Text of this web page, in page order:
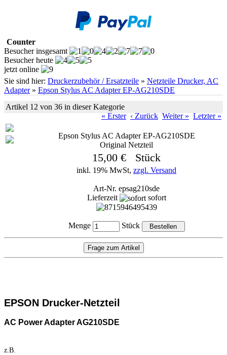
Counter
Besucher insgesamt
Besucher heute
jetzt online
Sie sind hier: Druckerzubehör / Ersatzteile » Netzteile Drucker, AC
Adapter» Epson Stylus AC Adapter EP-AG210SDE
Artikel 12 von 36 in dieser Kategorie
« Erster ‹ Zurück Weiter » Letzter »
Epson Stylus AC Adapter EP-AG210SDE
Original Netzteil
15,00 € Stück
inkl. 19% MwSt, zzgl. Versand
Art-Nr. epsag210sde
Lieferzeit
sofort
Menge Stück
EPSON Drucker-Netzteil
AC Power Adapter AG210SDE
z.B.